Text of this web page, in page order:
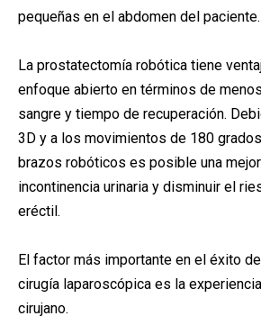
pequeñas en el abdomen del paciente.
La prostatectomía robótica tiene
enfoque abierto en términos de
sangre y tiempo de recuperación.
3D y a los movimientos de 180
brazos robóticos es posible una
incontinencia urinaria y disminuir el
eréctil.
El factor más importante en el éxito de
cirugía laparoscópica es la
cirujano.